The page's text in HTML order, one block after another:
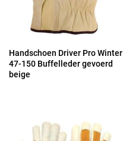
Handschoen Driver Pro Winter
47-150 Buffelleder gevoerd
beige